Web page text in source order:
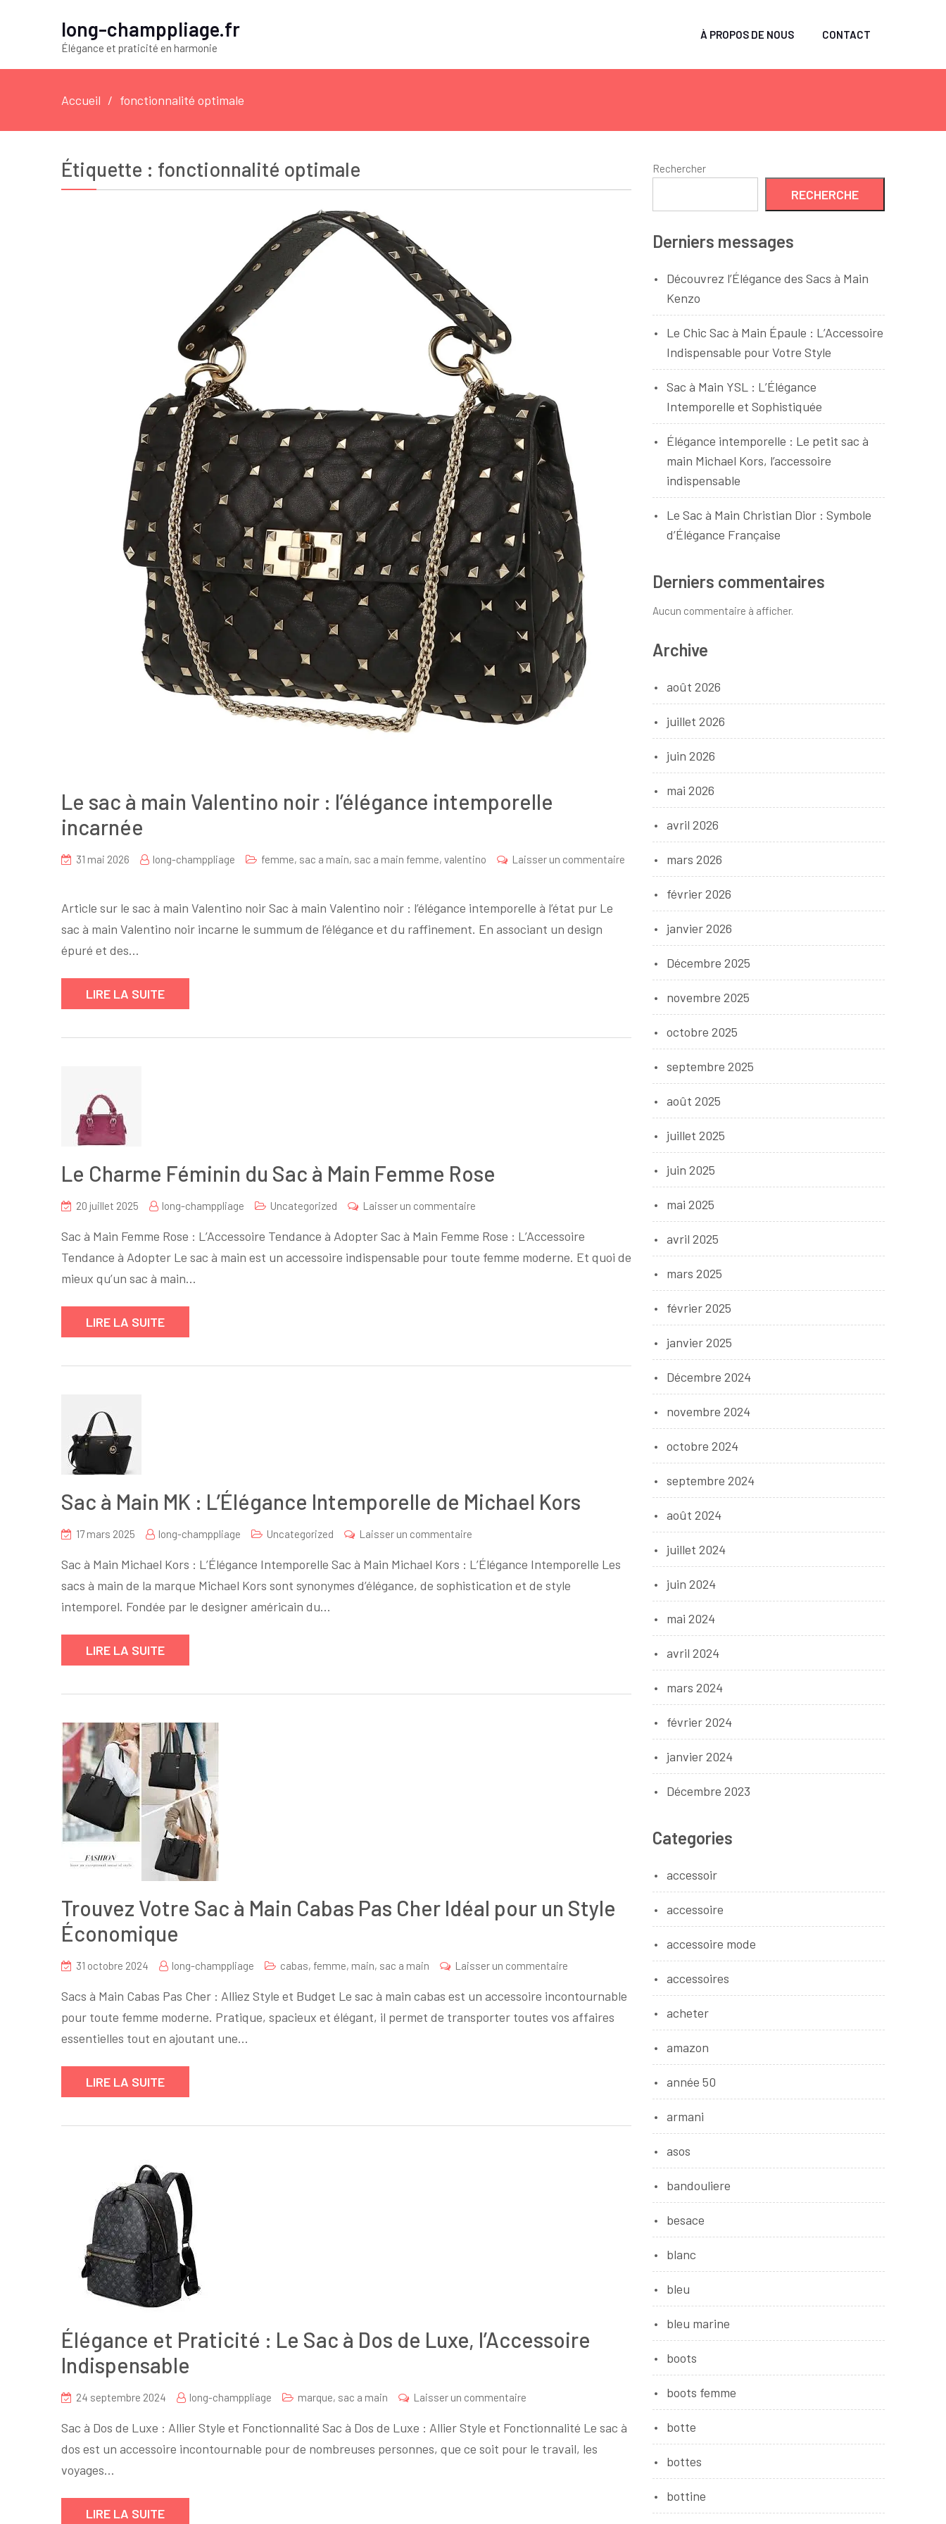
long-champpliage.fr
Élégance et praticité en harmonie
À PROPOS DE NOUS CONTACT
Accueil fonctionnalité optimale
Étiquette : fonctionnalité optimale
Le sac à main Valentino noir : l’élégance intemporelle
incarnée
31 mai 2026 long-champpliage femme, sac a main, sac a main femme, valentino
Laisser un commentaire
sac
à
main
intemporelle
Article sur le sac à main Valentino noir Sac à main Valentino noir : l’élégance intemporelle à l’état pur Le
sac à main Valentino noir incarne le summum de l’élégance et du raffinement. En associant un design
épuré et des…
LIRE LA SUITE
Le Charme Féminin du Sac à Main Femme Rose
20 juillet 2025 long-champpliage Uncategorized Laisser un commentaire
Charme
Féminin
Rose
Sac à Main Femme Rose : L’Accessoire Tendance à Adopter Sac à Main Femme Rose : L’Accessoire
Tendance à Adopter Le sac à main est un accessoire indispensable pour toute femme moderne. Et quoi de
mieux qu’un sac à main…
LIRE LA SUITE
Sac à Main MK : L’Élégance Intemporelle de Michael Kors
17 mars 2025 long-champpliage Uncategorized Laisser un commentaire
à
Main
Michael
Sac à Main Michael Kors : L’Élégance Intemporelle Sac à Main Michael Kors : L’Élégance Intemporelle Les
sacs à main de la marque Michael Kors sont synonymes d’élégance, de sophistication et de style
intemporel. Fondée par le designer américain du…
LIRE LA SUITE
Trouvez Votre Sac à Main Cabas Pas Cher Idéal pour un Style
Économique
31 octobre 2024 long-champpliage cabas, femme, main, sac a main Laisser un commentaire
Votre
Sac
Idéal
Sacs à Main Cabas Pas Cher : Alliez Style et Budget Le sac à main cabas est un accessoire incontournable
pour toute femme moderne. Pratique, spacieux et élégant, il permet de transporter toutes vos affaires
essentielles tout en ajoutant une…
LIRE LA SUITE
Élégance et Praticité : Le Sac à Dos de Luxe, l’Accessoire
Indispensable
24 septembre 2024 long-champpliage marque, sac a main Laisser un commentaire
et
Praticité
Sac à Dos de Luxe : Allier Style et Fonctionnalité Sac à Dos de Luxe : Allier Style et Fonctionnalité Le sac à
dos est un accessoire incontournable pour de nombreuses personnes, que ce soit pour le travail, les
voyages…
LIRE LA SUITE
Rechercher
RECHERCHE
Derniers messages
Découvrez l’Élégance des Sacs à Main
Kenzo
Le Chic Sac à Main Épaule : L’Accessoire
Indispensable pour Votre Style
Sac à Main YSL : L’Élégance
Intemporelle et Sophistiquée
Élégance intemporelle : Le petit sac à
main Michael Kors, l’accessoire
indispensable
Le Sac à Main Christian Dior : Symbole
d’Élégance Française
Derniers commentaires
Aucun commentaire à afficher.
Archive
août 2026
juillet 2026
juin 2026
mai 2026
avril 2026
mars 2026
février 2026
janvier 2026
Décembre 2025
novembre 2025
octobre 2025
septembre 2025
août 2025
juillet 2025
juin 2025
mai 2025
avril 2025
mars 2025
février 2025
janvier 2025
Décembre 2024
novembre 2024
octobre 2024
septembre 2024
août 2024
juillet 2024
juin 2024
mai 2024
avril 2024
mars 2024
février 2024
janvier 2024
Décembre 2023
Categories
accessoir
accessoire
accessoire mode
accessoires
acheter
amazon
année 50
armani
asos
bandouliere
besace
blanc
bleu
bleu marine
boots
boots femme
botte
bottes
bottine